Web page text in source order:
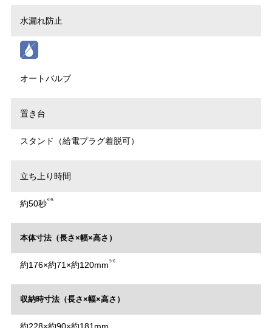
水漏れ防止
オートバルブ
置き台
スタンド（給電プラグ着脱可）
立ち上り時間
約50秒※5
本体寸法（長さ×幅×高さ）
約176×約71×約120mm ※6
収納時寸法（長さ×幅×高さ）